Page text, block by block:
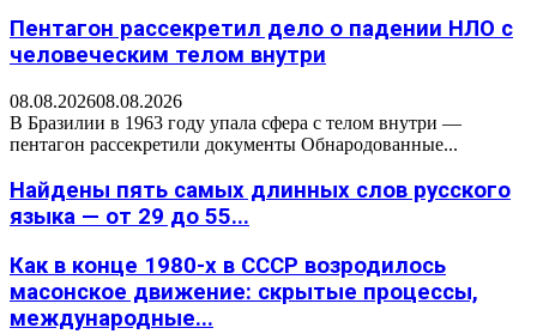
Пентагон рассекретил дело о падении НЛО с
человеческим телом внутри
08.08.202608.08.2026
В Бразилии в 1963 году упала сфера с телом внутри —
пентагон рассекретили документы Обнародованные...
Найдены пять самых длинных слов русского
языка — от 29 до 55...
Как в конце 1980-х в СССР возродилось
масонское движение: скрытые процессы,
международные...